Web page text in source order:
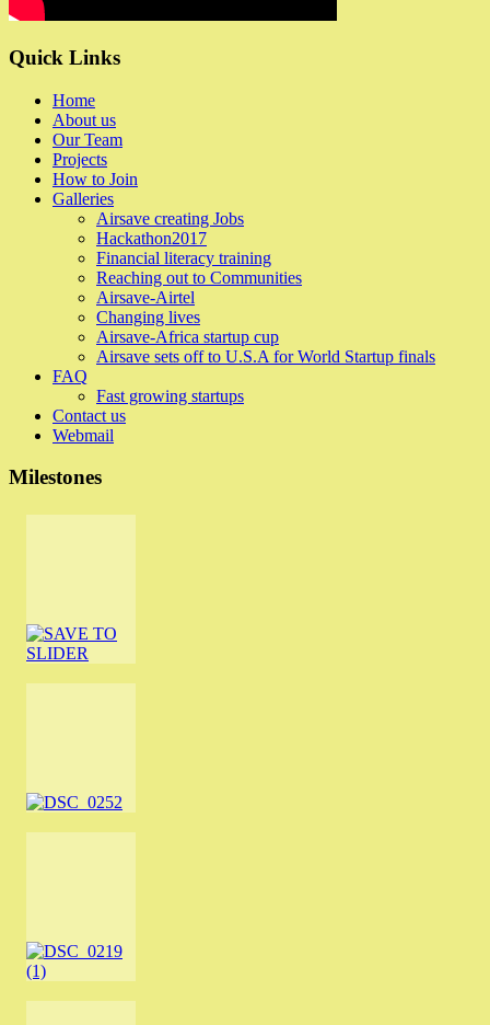
Quick Links
Home
About us
Our Team
Projects
How to Join
Galleries
Airsave creating Jobs
Hackathon2017
Financial literacy training
Reaching out to Communities
Airsave-Airtel
Changing lives
Airsave-Africa startup cup
Airsave sets off to U.S.A for World Startup finals
FAQ
Fast growing startups
Contact us
Webmail
Milestones